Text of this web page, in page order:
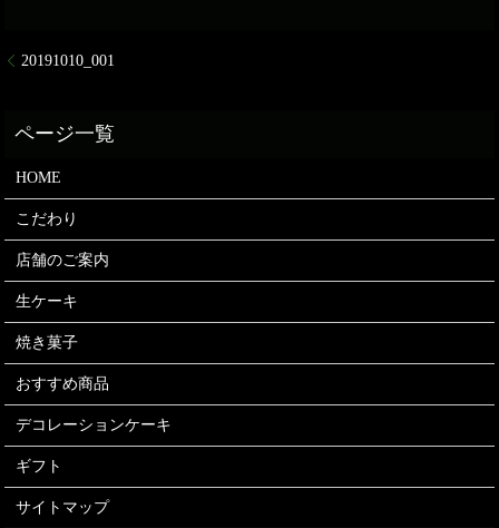
20191010_001
HOME
こだわり
店舗のご案内
生ケーキ
焼き菓子
おすすめ商品
デコレーションケーキ
ギフト
サイトマップ